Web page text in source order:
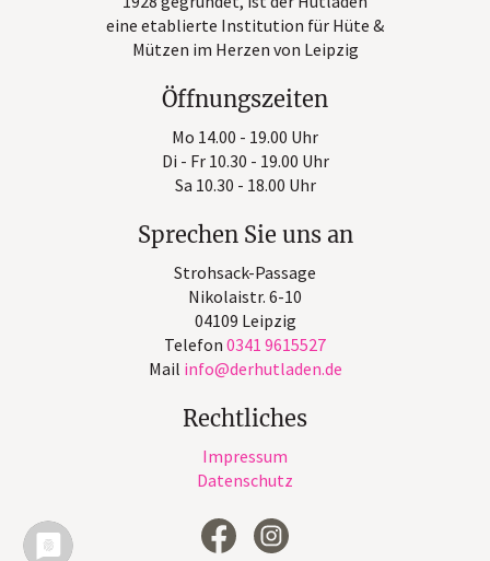
eine etablierte Institution für Hüte &
Mützen im Herzen von Leipzig
Öffnungszeiten
Mo 14.00 - 19.00 Uhr
Di - Fr 10.30 - 19.00 Uhr
Sa 10.30 - 18.00 Uhr
Sprechen Sie uns an
Strohsack-Passage
Nikolaistr. 6-10
04109 Leipzig
Telefon 0341 9615527
Mail info derhutladen de
Rechtliches
Impressum
Datenschutz